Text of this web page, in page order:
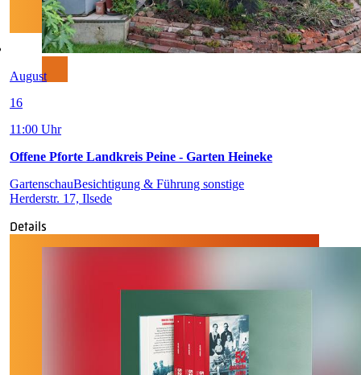
August
16
11:00 Uhr
Offene Pforte Landkreis Peine - Garten Heineke
GartenschauBesichtigung & Führung sonstige
Herderstr. 17, Ilsede
Details